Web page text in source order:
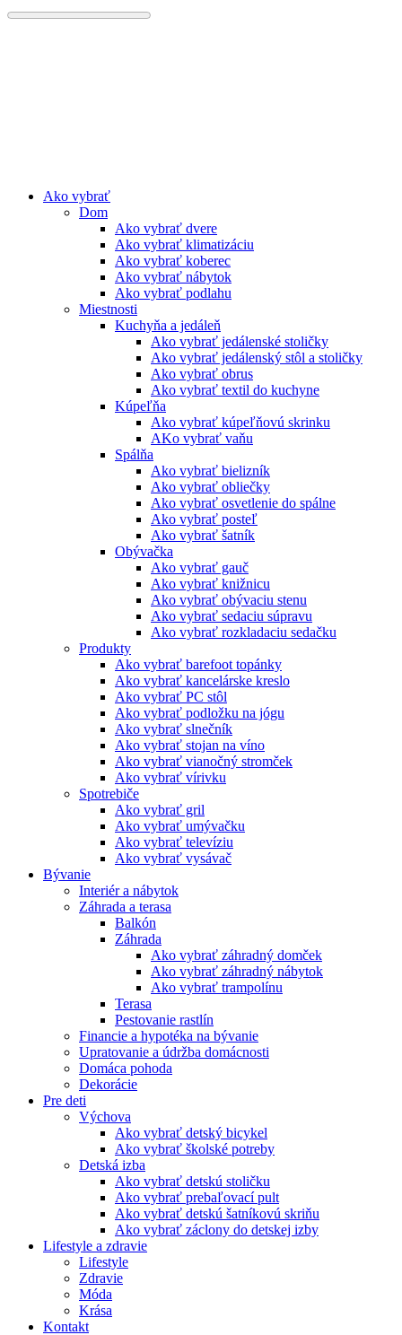
Preskočiť
Ako vybrať
Dom
Ako vybrať dvere
Ako vybrať klimatizáciu
Ako vybrať koberec
Ako vybrať nábytok
Ako vybrať podlahu
Miestnosti
Kuchyňa a jedáleň
Ako vybrať jedálenské stoličky
Ako vybrať jedálenský stôl a stoličky
Ako vybrať obrus
Ako vybrať textil do kuchyne
Kúpeľňa
Ako vybrať kúpeľňovú skrinku
AKo vybrať vaňu
Spálňa
Ako vybrať bielizník
Ako vybrať obliečky
Ako vybrať osvetlenie do spálne
Ako vybrať posteľ
Ako vybrať šatník
Obývačka
Ako vybrať gauč
Ako vybrať knižnicu
Ako vybrať obývaciu stenu
Ako vybrať sedaciu súpravu
Ako vybrať rozkladaciu sedačku
Produkty
Ako vybrať barefoot topánky
Ako vybrať kancelárske kreslo
Ako vybrať PC stôl
Ako vybrať podložku na jógu
Ako vybrať slnečník
Ako vybrať stojan na víno
Ako vybrať vianočný stromček
Ako vybrať vírivku
Spotrebiče
Ako vybrať gril
Ako vybrať umývačku
Ako vybrať televíziu
Ako vybrať vysávač
Bývanie
Interiér a nábytok
Záhrada a terasa
Balkón
Záhrada
Ako vybrať záhradný domček
Ako vybrať záhradný nábytok
Ako vybrať trampolínu
Terasa
Pestovanie rastlín
Financie a hypotéka na bývanie
Upratovanie a údržba domácnosti
Domáca pohoda
Dekorácie
Pre deti
Výchova
Ako vybrať detský bicykel
Ako vybrať školské potreby
Detská izba
Ako vybrať detskú stoličku
Ako vybrať prebaľovací pult
Ako vybrať detskú šatníkovú skriňu
Ako vybrať záclony do detskej izby
Lifestyle a zdravie
Lifestyle
Zdravie
Móda
Krása
Kontakt